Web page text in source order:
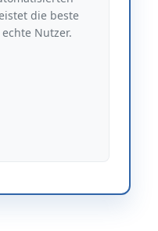
die beste
Nutzer.